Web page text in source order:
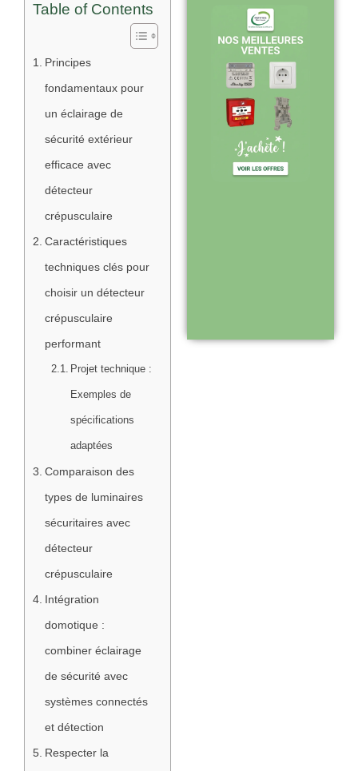
Table of Contents
Principes
fondamentaux pour
un éclairage de
sécurité extérieur
efficace avec
détecteur
crépusculaire
Caractéristiques
techniques clés pour
choisir un détecteur
crépusculaire
performant
Projet technique :
Exemples de
spécifications
adaptées
Comparaison des
types de luminaires
sécuritaires avec
détecteur
crépusculaire
Intégration
domotique :
combiner éclairage
de sécurité avec
systèmes connectés
et détection
Respecter la
Expédition sous
24-48h :
livraison rapide
après validation
de commande